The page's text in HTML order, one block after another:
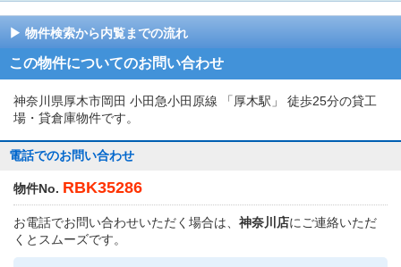
物件検索から内覧までの流れ
この物件についてのお問い合わせ
神奈川県厚木市岡田 小田急小田原線 「厚木駅」 徒歩25分の貸工
場・貸倉庫物件です。
電話でのお問い合わせ
物件No. RBK35286
お電話でお問い合わせいただく場合は、 神奈川店にご連絡いただ
くとスムーズです。